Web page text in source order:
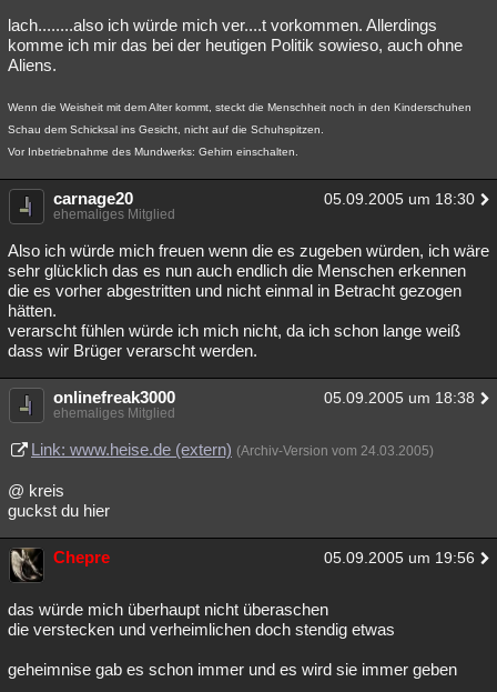
lach........also ich würde mich ver....t vorkommen. Allerdings
komme ich mir das bei der heutigen Politik sowieso, auch ohne
Aliens.
Wenn die Weisheit mit dem Alter kommt, steckt die Menschheit noch in den Kinderschuhen
Schau dem Schicksal ins Gesicht, nicht auf die Schuhspitzen.
Vor Inbetriebnahme des Mundwerks: Gehirn einschalten.
carnage20 05.09.2005 um 18:30
ehemaliges Mitglied
Also ich würde mich freuen wenn die es zugeben würden, ich wäre
sehr glücklich das es nun auch endlich die Menschen erkennen
die es vorher abgestritten und nicht einmal in Betracht gezogen
hätten.
verarscht fühlen würde ich mich nicht, da ich schon lange weiß
dass wir Brüger verarscht werden.
onlinefreak3000 05.09.2005 um 18:38
ehemaliges Mitglied
Link: www.heise.de (extern) (Archiv-Version vom 24.03.2005)
@ kreis
guckst du hier
Chepre 05.09.2005 um 19:56
das würde mich überhaupt nicht überaschen
die verstecken und verheimlichen doch stendig etwas
geheimnise gab es schon immer und es wird sie immer geben